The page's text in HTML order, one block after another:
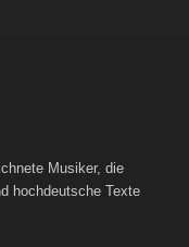
Musiker, die
hochdeutsche Texte